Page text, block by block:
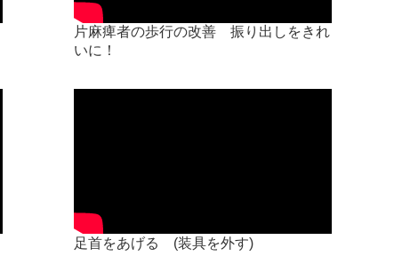
片麻痺者の歩行の改善 振り出しをきれ
いに！
足首をあげる (装具を外す)